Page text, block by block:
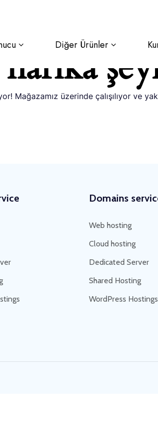
Diğer Ürünler
Mağazamız üzerinde çalışılıyor ve
Domains
Web hosting
Cloud hosting
Dedicated Server
Shared Hosting
WordPress Hostings